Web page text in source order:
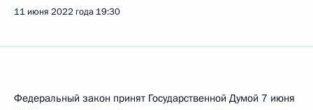
11 июня 2022 года 19:30
Федеральный закон принят Государственной Думой 7 июня